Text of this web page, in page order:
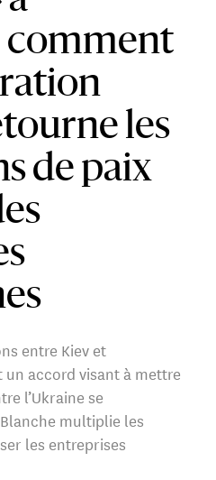
comment
les
de paix
entre Kiev et
accord visant à mettre
l’Ukraine se
multiplie les
les entreprises